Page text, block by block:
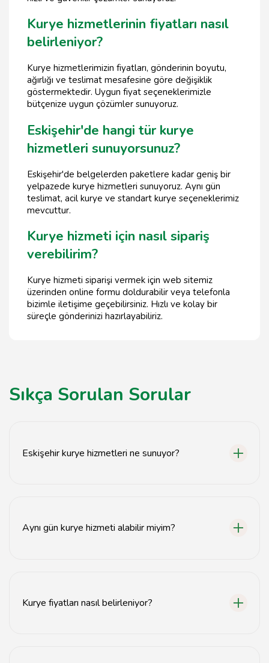
Kurye hizmetlerinin fiyatları nasıl
belirleniyor?
Kurye hizmetlerimizin fiyatları, gönderinin boyutu,
ağırlığı ve teslimat mesafesine göre değişiklik
göstermektedir. Uygun fiyat seçeneklerimizle
bütçenize uygun çözümler sunuyoruz.
Eskişehir'de hangi tür kurye
hizmetleri sunuyorsunuz?
Eskişehir'de belgelerden paketlere kadar geniş bir
yelpazede kurye hizmetleri sunuyoruz. Aynı gün
teslimat, acil kurye ve standart kurye seçeneklerimiz
mevcuttur.
Kurye hizmeti için nasıl sipariş
verebilirim?
Kurye hizmeti siparişi vermek için web sitemiz
üzerinden online formu doldurabilir veya telefonla
bizimle iletişime geçebilirsiniz. Hızlı ve kolay bir
süreçle gönderinizi hazırlayabiliriz.
Sıkça Sorulan Sorular
Eskişehir kurye hizmetleri ne sunuyor?
Aynı gün kurye hizmeti alabilir miyim?
Kurye fiyatları nasıl belirleniyor?